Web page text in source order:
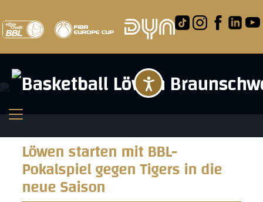
Löwen starten mit BBL-
Pokalspiel gegen Tigers in die
neue Saison